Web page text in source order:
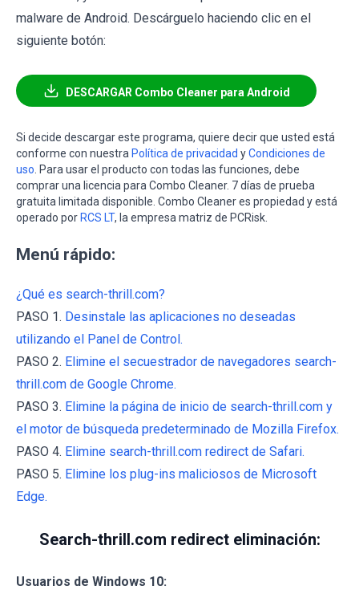
malware de Android. Descárguelo haciendo clic en el
siguiente botón:
DESCARGAR Combo Cleaner para Android
Si decide descargar este programa, quiere decir que usted está
conforme con nuestra Política de privacidad yCondiciones de
uso . Para usar el producto con todas las funciones, debe
comprar una licencia para Combo Cleaner. 7 días de prueba
gratuita limitada disponible. Combo Cleaner es propiedad y está
operado por RCS LT, la empresa matriz de PCRisk.
Menú rápido:
¿Qué es search-thrill.com?
PASO 1. Desinstale las aplicaciones no deseadas
utilizando el Panel de Control.
PASO 2. Elimine el secuestrador de navegadores search-
thrill.com de Google Chrome.
PASO 3. Elimine la página de inicio de search-thrill.com y
el motor de búsqueda predeterminado de Mozilla Firefox.
PASO 4. Elimine search-thrill.com redirect de Safari.
PASO 5. Elimine los plug-ins maliciosos de Microsoft
Edge.
Search-thrill.com redirect eliminación:
Usuarios de Windows 10: